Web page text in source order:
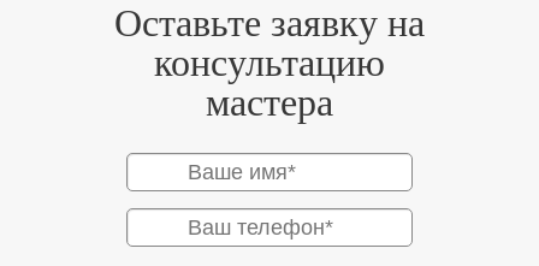
Оставьте заявку на
консультацию
мастера